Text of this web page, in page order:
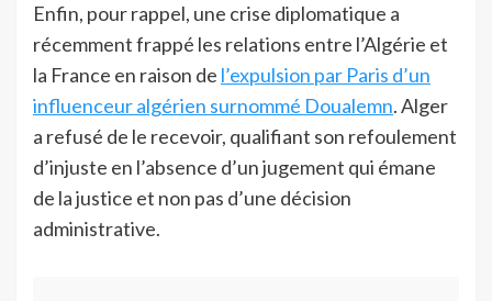
Enfin, pour rappel, une crise diplomatique a
récemment frappé les relations entre l’Algérie et
la France en raison de l’expulsion par Paris d’un
influenceur algérien surnommé Doualemn. Alger
a refusé de le recevoir, qualifiant son refoulement
d’injuste en l’absence d’un jugement qui émane
de la justice et non pas d’une décision
administrative.